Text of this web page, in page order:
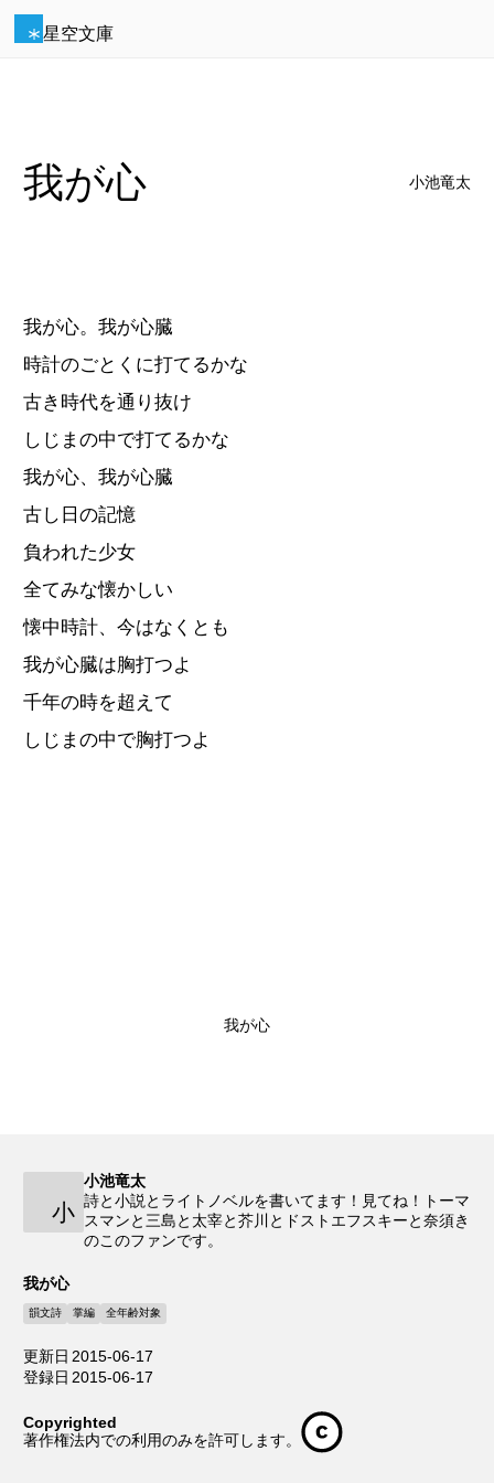
星空文庫
我が心 小池竜太
我が心。我が心臓
時計のごとくに打てるかな
古き時代を通り抜け
しじまの中で打てるかな
我が心、我が心臓
古し日の記憶
負われた少女
全てみな懐かしい
懐中時計、今はなくとも
我が心臓は胸打つよ
千年の時を超えて
しじまの中で胸打つよ
我が心
小
小池竜太
詩と小説とライトノベルを書いてます！見てね！トーマ
スマンと三島と太宰と芥川とドストエフスキーと奈須き
のこのファンです。
我が心
韻文詩 掌編 全年齢対象
更新日 2015-06-17
登録日 2015-06-17
Copyrighted
著作権法内での利用のみを許可します。